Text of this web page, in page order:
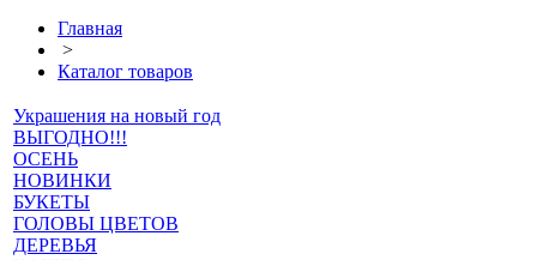
Главная
>
Каталог товаров
Украшения на новый год
ВЫГОДНО!!!
ОСЕНЬ
НОВИНКИ
БУКЕТЫ
ГОЛОВЫ ЦВЕТОВ
ДЕРЕВЬЯ